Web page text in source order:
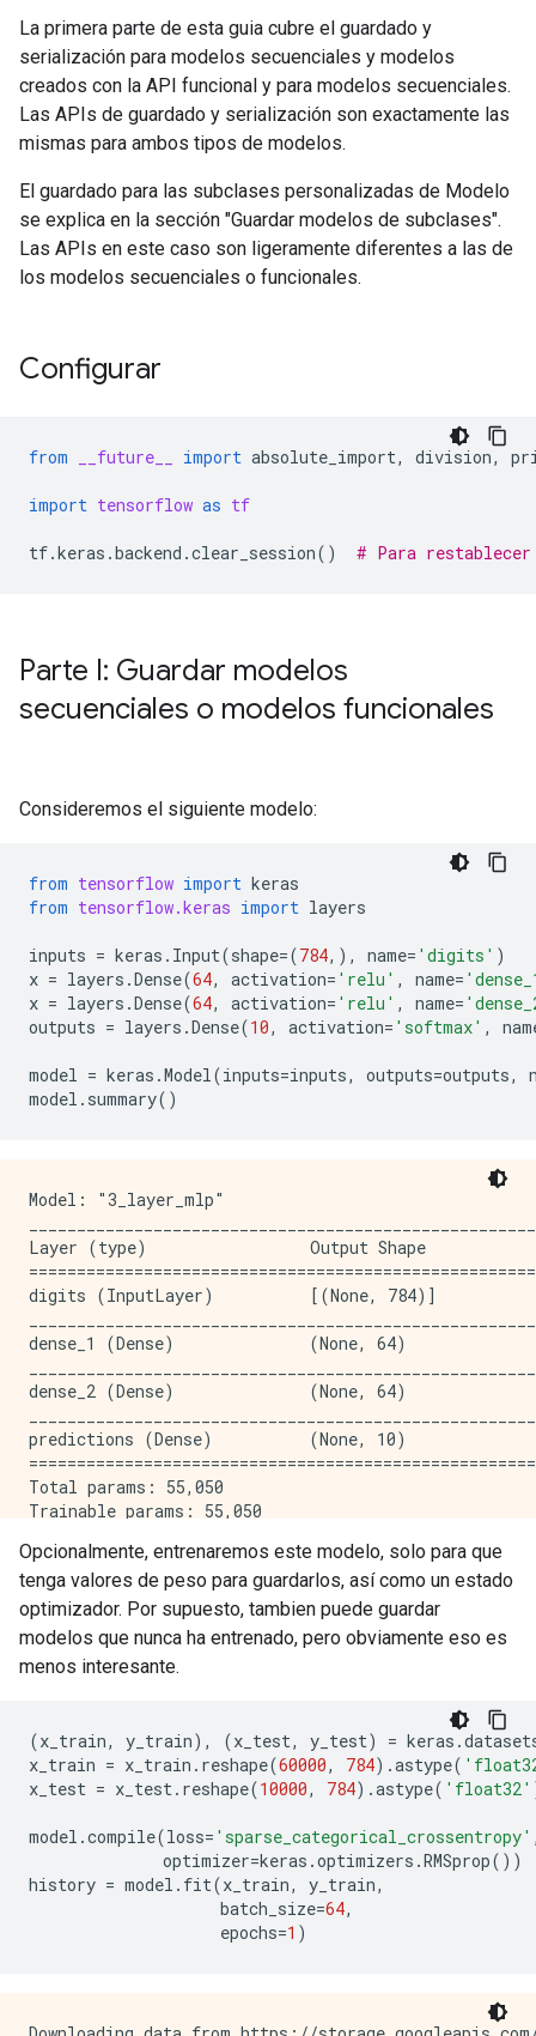
La primera parte de esta guia cubre el guardado y
serialización para modelos secuenciales y modelos
creados con la API funcional y para modelos secuenciales.
Las APIs de guardado y serialización son exactamente las
mismas para ambos tipos de modelos.
El guardado para las subclases personalizadas de Modelo
se explica en la sección "Guardar modelos de subclases".
Las APIs en este caso son ligeramente diferentes a las de
los modelos secuenciales o funcionales.
Configurar
from __future__ import absolute_import, division,
import tensorflow as tf
tf.keras .backend .clear_session() # Para
Parte I: Guardar modelos
secuenciales o modelos funcionales
Consideremos el siguiente modelo:
from tensorflow import keras
from tensorflow.keras import layers
inputs = keras . Input(shape=(784,), name= 'digits' )
x = layers .Dense(64, activation= 'relu' , name=
x = layers .Dense(64, activation= 'relu' , name=
outputs = layers .Dense(10, activation= 'softmax' ,
model = keras .Model(inputs=inputs, outputs=outputs,
model . summary()
Model: "3_layer_mlp"
Layer (type)                 Output Shape
digits (InputLayer)          [(None,
dense_1 (Dense)              (None, 64)
dense_2 (Dense)              (None, 64)
predictions (Dense)          (None, 10)
Total params: 55,050
Trainable params: 55,050
Opcionalmente, entrenaremos este modelo, solo para que
tenga valores de peso para guardarlos, así como un estado
optimizador. Por supuesto, tambien puede guardar
modelos que nunca ha entrenado, pero obviamente eso es
menos interesante.
(x_train, y_train), (x_test, y_test) = keras .
x_train = x_train . reshape(60000, 784) .astype(
x_test = x_test. reshape(10000, 784) .astype( 'float32'
model .compile(loss= 'sparse_categorical_crossentropy'
optimizer=keras .optimizers .RMSprop())
history = model . fit(x_train, y_train,
batch_size=64,
epochs=1 )